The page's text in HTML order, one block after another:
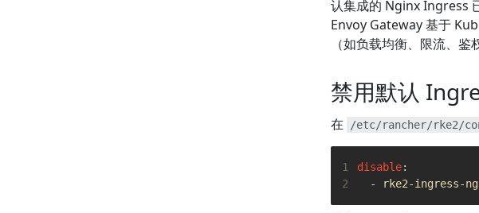
29
metadata
30
name: test-lb
31
namespace:
33
type:
34
selector:
36
ports:
37
- port: 80
38
targetPort
39
protocol:
认集成的 Nginx Ingress
Envoy Gateway 基于
（如负载均衡、限流、鉴
禁用默认
在 /etc/rancher/rke2/
1 disable:
2
- rke2-ingress-